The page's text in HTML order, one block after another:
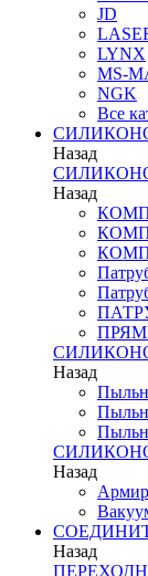
JD
LYNX
MS-
NGK
Все
Назад
Назад
Назад
Назад
Назад